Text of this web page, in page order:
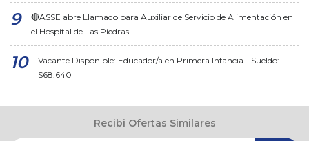
🔴ASSE abre Llamado para Auxiliar de Servicio de Alimentación en
el Hospital de Las Piedras
Vacante Disponible: Educador/a en Primera Infancia - Sueldo:
$68.640
Recibi Ofertas Similares